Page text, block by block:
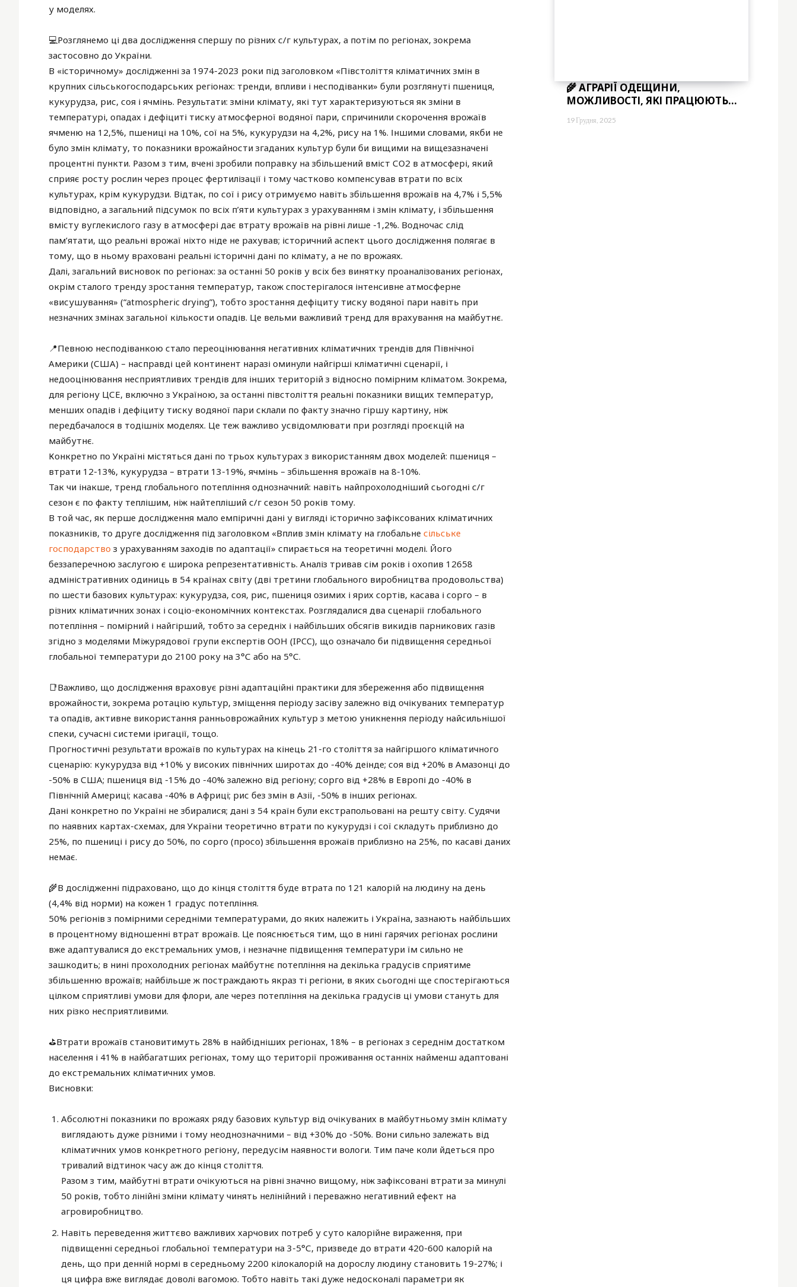
у моделях.
💻Розглянемо ці два дослідження спершу по різних с/г культурах, а потім по регіонах, зокрема
застосовно до України.
В «історичному» дослідженні за 1974-2023 роки під заголовком «Півстоліття кліматичних змін в
крупних сільськогосподарських регіонах: тренди, впливи і несподіванки» були розглянуті пшениця,
кукурудза, рис, соя і ячмінь. Результати: зміни клімату, які тут характеризуються як зміни в
температурі, опадах і дефіциті тиску атмосферної водяної пари, спричинили скорочення врожаїв
ячменю на 12,5%, пшениці на 10%, сої на 5%, кукурудзи на 4,2%, рису на 1%. Іншими словами, якби не
було змін клімату, то показники врожайности згаданих культур були би вищими на вищезазначені
процентні пункти. Разом з тим, вчені зробили поправку на збільшений вміст СО2 в атмосфері, який
сприяє росту рослин через процес фертилізації і тому частково компенсував втрати по всіх
культурах, крім кукурудзи. Відтак, по сої і рису отримуємо навіть збільшення врожаїв на 4,7% і 5,5%
відповідно, а загальний підсумок по всіх п’яти культурах з урахуванням і змін клімату, і збільшення
вмісту вуглекислого газу в атмосфері дає втрату врожаїв на рівні лише -1,2%. Водночас слід
пам’ятати, що реальні врожаї ніхто ніде не рахував; історичний аспект цього дослідження полягає в
тому, що в ньому враховані реальні історичні дані по клімату, а не по врожаях.
Далі, загальний висновок по регіонах: за останні 50 років у всіх без винятку проаналізованих регіонах,
окрім сталого тренду зростання температур, також спостерігалося інтенсивне атмосферне
«висушування» (“atmospheric drying”), тобто зростання дефіциту тиску водяної пари навіть при
незначних змінах загальної кількости опадів. Це вельми важливий тренд для врахування на майбутнє.
📍Певною несподіванкою стало переоцінювання негативних кліматичних трендів для Північної
Америки (США) – насправді цей континент наразі оминули найгірші кліматичні сценарії, і
недооцінювання несприятливих трендів для інших територій з відносно помірним кліматом. Зокрема,
для регіону ЦСЕ, включно з Україною, за останні півстоліття реальні показники вищих температур,
менших опадів і дефіциту тиску водяної пари склали по факту значно гіршу картину, ніж
передбачалося в тодішніх моделях. Це теж важливо усвідомлювати при розгляді проєкцій на
майбутнє.
Конкретно по Україні містяться дані по трьох культурах з використанням двох моделей: пшениця –
втрати 12-13%, кукурудза – втрати 13-19%, ячмінь – збільшення врожаїв на 8-10%.
Так чи інакше, тренд глобального потепління однозначний: навіть найпрохолодніший сьогодні с/г
сезон є по факту теплішим, ніж найтепліший с/г сезон 50 років тому.
В той час, як перше дослідження мало емпіричні дані у вигляді історично зафіксованих кліматичних
показників, то друге дослідження під заголовком «Вплив змін клімату на глобальне сільське
господарство з урахуванням заходів по адаптації» спирається на теоретичні моделі. Його
беззаперечною заслугою є широка репрезентативність. Аналіз тривав сім років і охопив 12658
адміністративних одиниць в 54 країнах світу (дві третини глобального виробництва продовольства)
по шести базових культурах: кукурудза, соя, рис, пшениця озимих і ярих сортів, касава і сорго – в
різних кліматичних зонах і соціо-економічних контекстах. Розглядалися два сценарії глобального
потепління – помірний і найгірший, тобто за середніх і найбільших обсягів викидів парникових газів
згідно з моделями Міжурядової групи експертів ООН (IPCC), що означало би підвищення середньої
глобальної температури до 2100 року на 3°С або на 5°С.
📑Важливо, що дослідження враховує різні адаптаційні практики для збереження або підвищення
врожайности, зокрема ротацію культур, зміщення періоду засіву залежно від очікуваних температур
та опадів, активне використання ранньоврожайних культур з метою уникнення періоду найсильнішої
спеки, сучасні системи іригації, тощо.
Прогностичні результати врожаїв по культурах на кінець 21-го століття за найгіршого кліматичного
сценарію: кукурудза від +10% у високих північних широтах до -40% деінде; соя від +20% в Амазонці до
-50% в США; пшениця від -15% до -40% залежно від регіону; сорго від +28% в Европі до -40% в
Північній Америці; касава -40% в Африці; рис без змін в Азії, -50% в інших регіонах.
Дані конкретно по Україні не збиралися; дані з 54 країн були екстрапольовані на решту світу. Судячи
по наявних картах-схемах, для України теоретично втрати по кукурудзі і сої складуть приблизно до
25%, по пшениці і рису до 50%, по сорго (просо) збільшення врожаїв приблизно на 25%, по касаві даних
немає.
🌾В дослідженні підраховано, що до кінця століття буде втрата по 121 калорій на людину на день
(4,4% від норми) на кожен 1 градус потепління.
50% регіонів з помірними середніми температурами, до яких належить і Україна, зазнають найбільших
в процентному відношенні втрат врожаїв. Це пояснюється тим, що в нині гарячих регіонах рослини
вже адаптувалися до екстремальних умов, і незначне підвищення температури їм сильно не
зашкодить; в нині прохолодних регіонах майбутнє потепління на декілька градусів сприятиме
збільшенню врожаїв; найбільше ж постраждають якраз ті регіони, в яких сьогодні ще спостерігаються
цілком сприятливі умови для флори, але через потепління на декілька градусів ці умови стануть для
них різко несприятливими.
⛳️Втрати врожаїв становитимуть 28% в найбідніших регіонах, 18% – в регіонах з середнім достатком
населення і 41% в найбагатших регіонах, тому що території проживання останніх найменш адаптовані
до екстремальних кліматичних умов.
Висновки:
Абсолютні показники по врожаях ряду базових культур від очікуваних в майбутньому змін клімату
виглядають дуже різними і тому неоднозначними – від +30% до -50%. Вони сильно залежать від
кліматичних умов конкретного регіону, передусім наявности вологи. Тим паче коли йдеться про
тривалий відтинок часу аж до кінця століття.
Разом з тим, майбутні втрати очікуються на рівні значно вищому, ніж зафіксовані втрати за минулі
50 років, тобто лінійні зміни клімату чинять нелінійний і переважно негативний ефект на
агровиробництво.
Навіть переведення життєво важливих харчових потреб у суто калорійне вираження, при
підвищенні середньої глобальної температури на 3-5°С, призведе до втрати 420-600 калорій на
день, що при денній нормі в середньому 2200 кілокалорій на дорослу людину становить 19-27%; і
ця цифра вже виглядає доволі вагомою. Тобто навіть такі дуже недосконалі параметри як
🌾 АГРАРІЇ ОДЕЩИНИ,
МОЖЛИВОСТІ, ЯКІ ПРАЦЮЮТЬ...
19 Грудня, 2025